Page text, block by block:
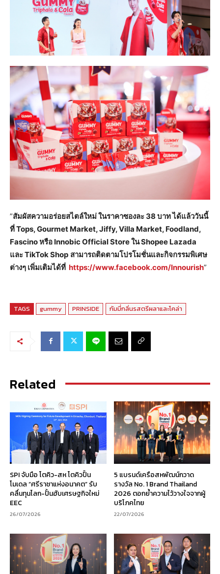
”สัมผัสความอร่อยสไตล์ใหม่ ในราคาซองละ 38 บาทได้แล้ววันนี้
ที่Tops, Gourmet Market, Jiffy, Villa Market, Foodland,
Fascino หรือ Innobic Official Store ใน Shopee Lazada
และ TikTok Shop สามารถติดตามโปรโมชั่นและกิจกรรมพิเศษ
ต่างๆ เพิ่มเติมได้ที่ https://www.facebook.com/Innourish”
TAGS gummy PRINSIDE กัมมี่กลิ่นรสตรีผลาและโคล่า
Related
SPI จับมือ โตคิว-สห โตคิวปั้น
โมเดล “ศรีราชาแห่งอนาคต” รับ
คลื่นทุนโลก-ปั้นฮับเศรษฐกิจใหม่
EEC
26/07/2026
5 แบรนด์เครือสหพัฒน์กวาด
รางวัล No. 1 Brand Thailand
2026 ตอกย้ำความไว้วางใจจากผู้
บริโภคไทย
22/07/2026